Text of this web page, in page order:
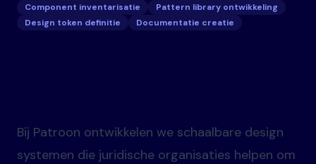
Component inventarisatie
Pattern library ontwikkeling
Design token definitie
Documentatie creatie
Bij Patroon ontwikkelen we schaalbare design
systemen die juridische organisaties helpen om